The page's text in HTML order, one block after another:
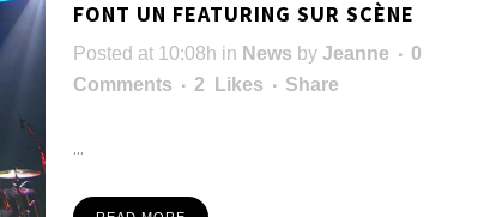
FONT UN FEATURING SUR SCÈNE
Posted at 10:08h in News by Jeanne
0
Comments
2 Likes Share
...